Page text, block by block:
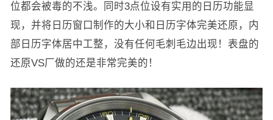
位都会被毒的不浅。同时3点位设有实用的日历功能显
现，并将日历窗口制作的大小和日历字体完美还原，内
部日历字体居中工整，没有任何毛刺毛边出现！表盘的
还原VS厂做的还是非常完美的！